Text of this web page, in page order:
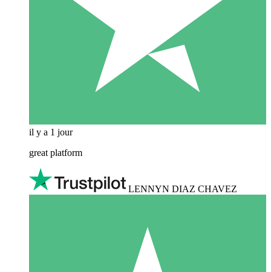
il y a 1 jour
great platform
LENNYN DIAZ CHAVEZ